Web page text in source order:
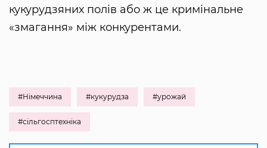
кукурудзяних полів або ж це кримінальне
«змагання» між конкурентами.
#Німеччина #кукурудза #урожай
#сільгосптехніка